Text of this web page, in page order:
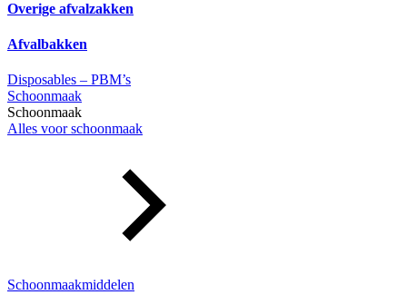
Overige afvalzakken
Afvalbakken
Disposables – PBM’s
Schoonmaak
Schoonmaak
Alles voor schoonmaak
Schoonmaakmiddelen